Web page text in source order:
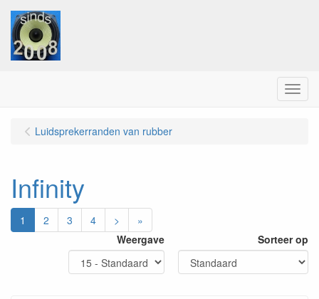
Menu
Luidsprekerranden van rubber
Infinity
1 2 3 4 >
»
Weergave
Sorteer op